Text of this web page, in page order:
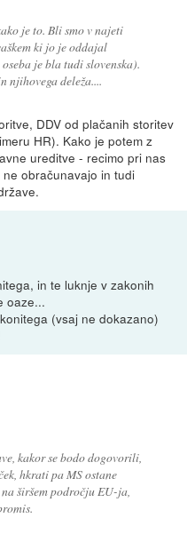
je to. Bli smo v najeti
ki jo je oddajal
je bla tudi slovenska).
njihovega deleža....
DDV od plačanih storitev
HR). Kako je potem z
ureditve - recimo pri nas
obračunavajo in tudi
in te luknje v zakonih
oaze...
(vsaj ne dokazano)
kakor se bodo dogovorili,
hkrati pa MS ostane
širšem področju EU-ja,